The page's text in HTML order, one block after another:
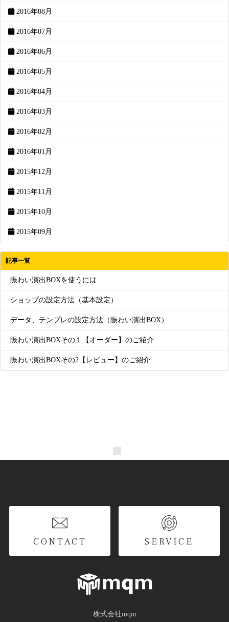
2016年08月
2016年07月
2016年06月
2016年05月
2016年04月
2016年03月
2016年02月
2016年01月
2015年12月
2015年11月
2015年10月
2015年09月
記事一覧
賑わい演出BOXを使うには
ショップの設定方法（基本設定）
データ、テンプレの設定方法（賑わい演出BOX）
賑わい演出BOXその１【オーダー】のご紹介
賑わい演出BOXその2【レビュー】のご紹介
CONTACT SERVICE
株式会社mqm